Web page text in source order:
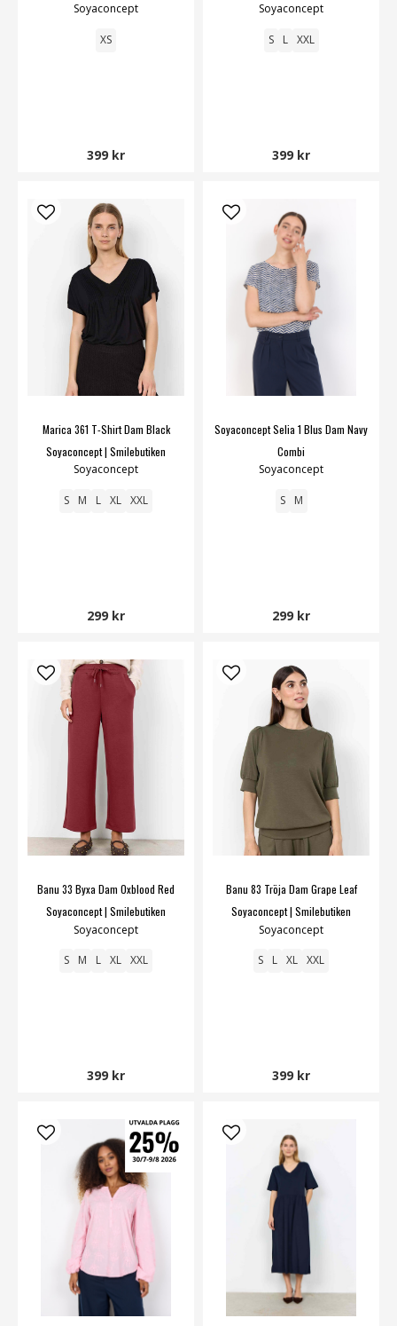
Soyaconcept
XS
399 kr
Soyaconcept
S L XXL
399 kr
Marica 361 T-Shirt Dam Black
Soyaconcept | Smilebutiken
Soyaconcept
S M L XL XXL
299 kr
Soyaconcept Selia 1 Blus Dam Navy
Combi
Soyaconcept
S M
299 kr
Banu 33 Byxa Dam Oxblood Red
Soyaconcept | Smilebutiken
Soyaconcept
S M L XL XXL
399 kr
Banu 83 Tröja Dam Grape Leaf
Soyaconcept | Smilebutiken
Soyaconcept
S L XL XXL
399 kr